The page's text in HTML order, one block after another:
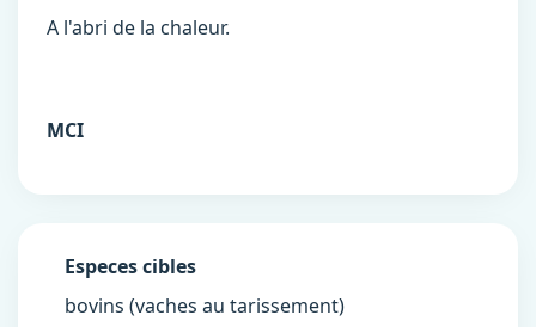
A l'abri de la chaleur.
MCI
Especes cibles
bovins (vaches au tarissement)